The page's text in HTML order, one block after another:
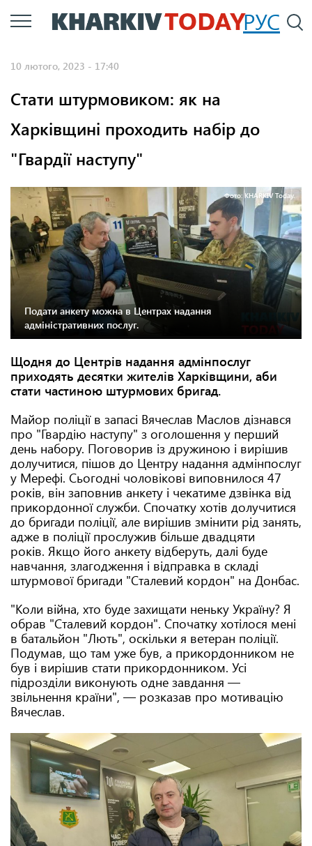
Перейти
до
РУС
10 лютого, 2023 - 17:40
Стати штурмовиком: як на
Харківщині проходить набір до
"Гвардії наступу"
Фото: KHARKIV Today.
Подати анкету можна в Центрах надання
адміністративних послуг.
Щодня до Центрів надання адмінпослуг
приходять десятки жителів Харківщини, аби
стати частиною штурмових бригад.
Майор поліції в запасі Вячеслав Маслов дізнався
про "Гвардію наступу" з оголошення у перший
день набору. Поговорив із дружиною і вирішив
долучитися, пішов до Центру надання адмінпослуг
у Мерефі. Сьогодні чоловікові виповнилося 47
років, він заповнив анкету і чекатиме дзвінка від
прикордонної служби. Спочатку хотів долучитися
до бригади поліції, але вирішив змінити рід занять,
адже в поліції прослужив більше двадцяти
років. Якщо його анкету відберуть, далі буде
навчання, злагодження і відправка в складі
штурмової бригади "Сталевий кордон" на Донбас.
"Коли війна, хто буде захищати неньку Україну? Я
обрав "Сталевий кордон". Спочатку хотілося мені
в батальйон "Лють", оскільки я ветеран поліції.
Подумав, що там уже був, а прикордонником не
був і вирішив стати прикордонником. Усі
підрозділи виконують одне завдання —
звільнення країни", — розказав про мотивацію
Вячеслав.